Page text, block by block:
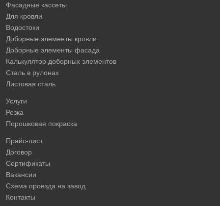
Фасадные кассеты
Для кровли
Водостоки
Доборные элементы кровли
Доборные элементы фасада
Калькулятор доборных элементов
Сталь в рулонах
Листовая сталь
Услуги
Резка
Порошковая покраска
Прайс-лист
Договор
Сертификаты
Вакансии
Схема проезда на завод
Контакты